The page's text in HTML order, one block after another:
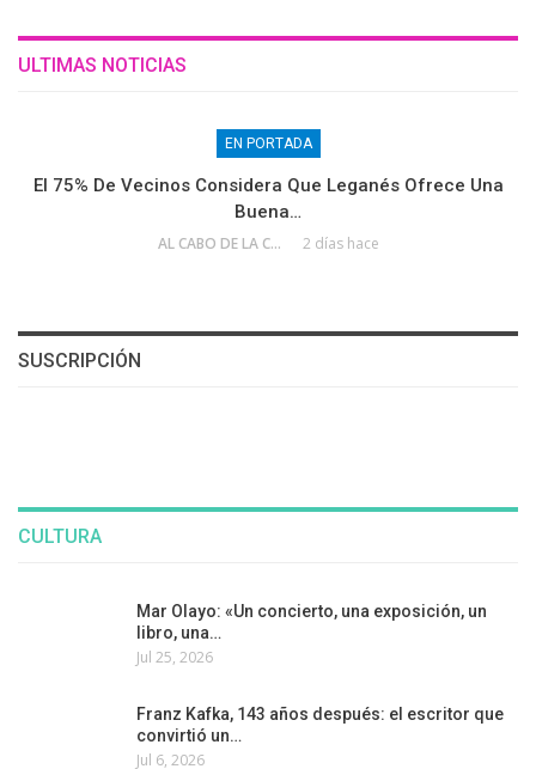
ULTIMAS NOTICIAS
EN PORTADA
El 75% De Vecinos Considera Que Leganés Ofrece Una
Buena…
AL CABO DE LA CALLE 2 días hace
SUSCRIPCIÓN
CULTURA
Mar Olayo: «Un concierto, una exposición, un
libro, una…
Jul 25, 2026
Franz Kafka, 143 años después: el escritor que
convirtió un…
Jul 6, 2026